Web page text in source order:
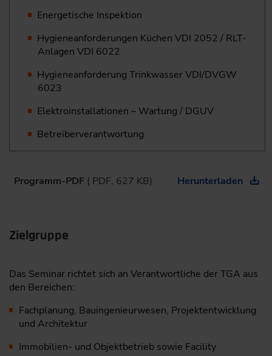
Energetische Inspektion
Hygieneanforderungen Küchen VDI 2052 / RLT-
Anlagen VDI 6022
Hygieneanforderung Trinkwasser VDI/DVGW
6023
Elektroinstallationen – Wartung / DGUV
Betreiberverantwortung
Programm-PDF ( PDF, 627 KB) Herunterladen
Zielgruppe
Das Seminar richtet sich an Verantwortliche der TGA aus
den Bereichen:
Fachplanung, Bauingenieurwesen, Projektentwicklung
und Architektur
Immobilien- und Objektbetrieb sowie Facility